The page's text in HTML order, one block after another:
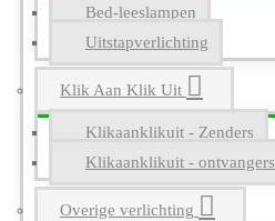
Bed-leeslampen
Uitstapverlichting
Klik Aan Klik Uit
Klikaanklikuit - Zenders
Klikaanklikuit - ontvangers
Overige verlichting